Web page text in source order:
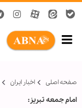
صفحه اصلی اخبار ایران
امام جمعه تبریز: